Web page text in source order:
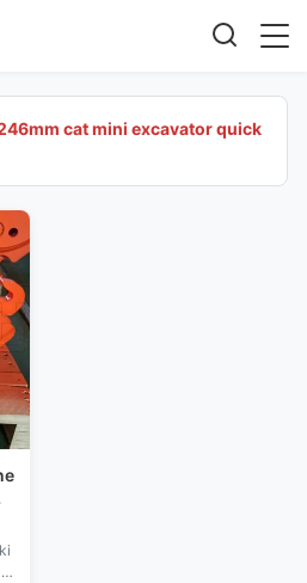
cat mini excavator quick